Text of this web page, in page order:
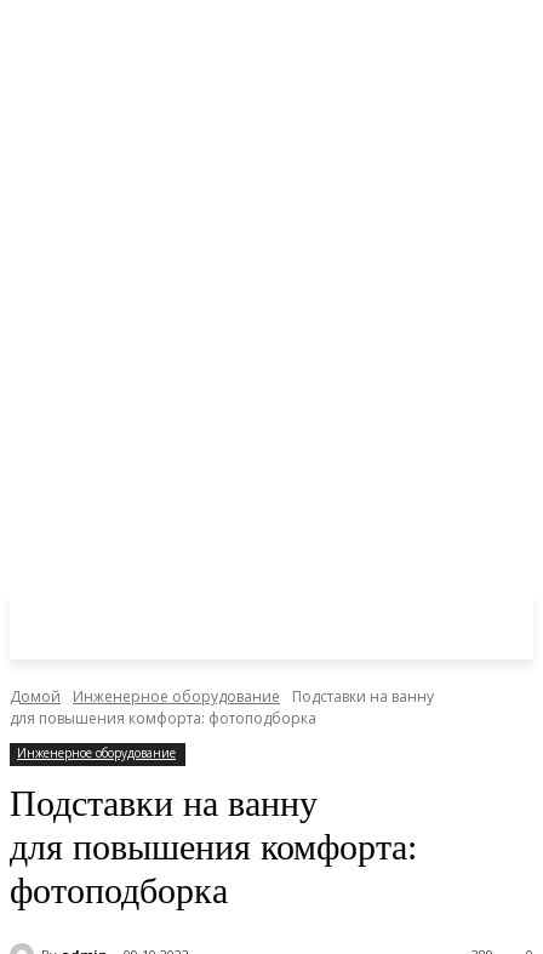
Домой Инженерное оборудование
Подставки на ванну
для повышения комфорта: фотоподборка
Инженерное оборудование
Подставки на ванну
для повышения комфорта:
фотоподборка